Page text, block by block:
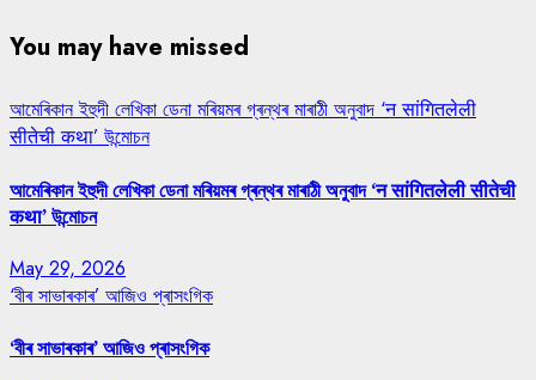
You may have missed
আমেৰিকান ইহুদী লেখিকা ডেনা মৰিয়মৰ গ্ৰন্থৰ মাৰাঠী অনুবাদ ‘न सांगितलेली
सीतेची कथा’ উন্মোচন
আমেৰিকান ইহুদী লেখিকা ডেনা মৰিয়মৰ গ্ৰন্থৰ মাৰাঠী অনুবাদ ‘न सांगितलेली सीतेची
कथा’ উন্মোচন
May 29, 2026
‘বীৰ সাভাৰকাৰ’ আজিও প্ৰাসংগিক
‘বীৰ সাভাৰকাৰ’ আজিও প্ৰাসংগিক